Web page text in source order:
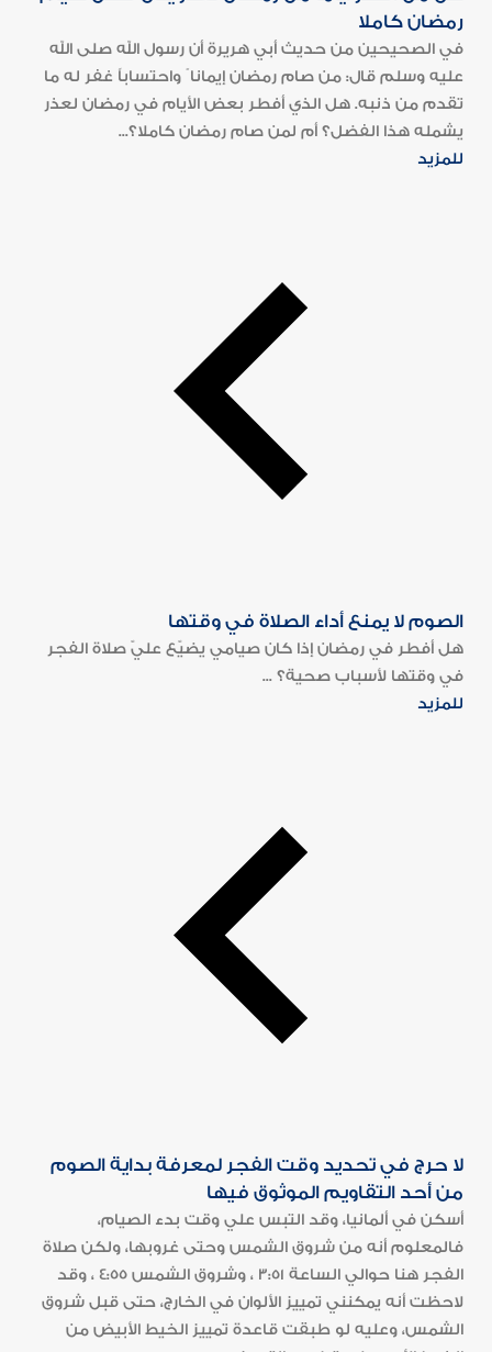
رمضان كاملا
في الصحيحين من حديث أبي هريرة أن رسول الله صلى الله
عليه وسلم قال: من صام رمضان إيمانا ً واحتساباً غفر له ما
تقدم من ذنبه. هل الذي أفطر بعض الأيام في رمضان لعذر
يشمله هذا الفضل؟ أم لمن صام رمضان كاملا؟...
للمزيد
الصوم لا يمنع أداء الصلاة في وقتها
هل أفطر في رمضان إذا كان صيامي يضيّع عليّ صلاة الفجر
في وقتها لأسباب صحية؟ ...
للمزيد
لا حرج في تحديد وقت الفجر لمعرفة بداية الصوم
من أحد التقاويم الموثوق فيها
أسكن في ألمانيا، وقد التبس علي وقت بدء الصيام،
فالمعلوم أنه من شروق الشمس وحتى غروبها، ولكن صلاة
الفجر هنا حوالي الساعة 3:51 ، وشروق الشمس 4:55 ، وقد
لاحظت أنه يمكنني تمييز الألوان في الخارج، حتى قبل شروق
الشمس، وعليه لو طبقت قاعدة تمييز الخيط الأبيض من